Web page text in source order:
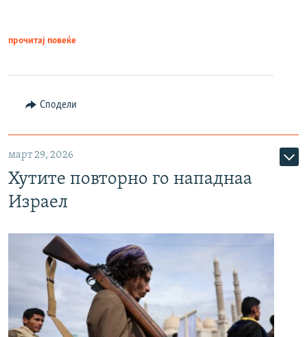
прочитај повеќе
Сподели
март 29, 2026
Хутите повторно го нападнаа
Израел